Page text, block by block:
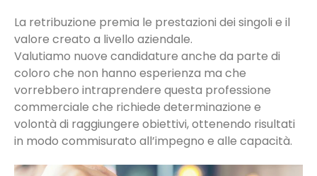
La retribuzione premia le prestazioni dei singoli e il
valore creato a livello aziendale.
Valutiamo nuove candidature anche da parte di
coloro che non hanno esperienza ma che
vorrebbero intraprendere questa professione
commerciale che richiede determinazione e
volontà di raggiungere obiettivi, ottenendo risultati
in modo commisurato all’impegno e alle capacità.